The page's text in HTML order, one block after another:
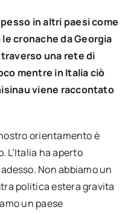
in altri paesi come
cronache da Georgia
una rete di
mentre in Italia ciò
viene raccontato
orientamento è
L’Italia ha aperto
Non abbiamo un
politica estera gravita
un paese